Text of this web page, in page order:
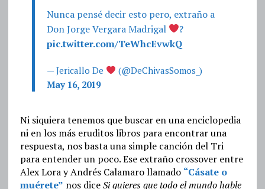
Nunca pensé decir esto pero, extraño a
Don Jorge Vergara Madrigal
?
pic.twitter.com/TeWhcEvwkQ
— Jericallo De
(@DeChivasSomos_)
May 16, 2019
Ni siquiera tenemos que buscar en una enciclopedia
ni en los más eruditos libros para encontrar una
respuesta, nos basta una simple canción del Tri
para entender un poco. Ese extraño crossover entre
Alex Lora y Andrés Calamaro llamado “Cásate o
muérete” nos diceSi quieres que todo el mundo hable